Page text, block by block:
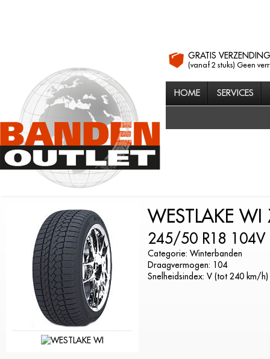
GRATIS VERZENDING
(vanaf 2 stuks) Geen
HOME SERVICES
WESTLAKE
245/50 R18 104V
Categorie: Winterbanden
Draagvermogen: 104
Snelheidsindex: V (tot 240 km/h)